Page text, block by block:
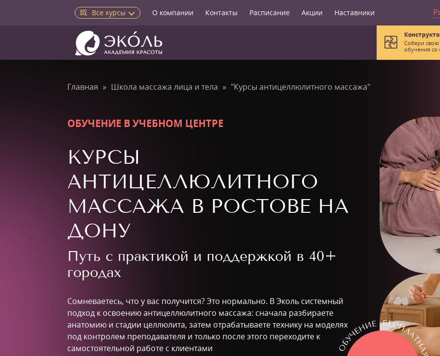
Все курсы О компании Контакты Расписание Акции Наставники
Собери
обучения со
Главная Школа массажа лица и тела "Курсы антицеллюлитного массажа"
ОБУЧЕНИЕ В УЧЕБНОМ ЦЕНТРЕ
КУРСЫ
АНТИЦЕЛЛЮЛИТНОГО
МАССАЖА В РОСТОВЕ НА
ДОНУ
Путь с практикой и поддержкой в 40+
городах
Сомневаетесь, что у вас получится? Это нормально. В Эколь системный
подход к освоению антицеллюлитного массажа: сначала разбираете
анатомию и стадии целлюлита, затем отрабатываете технику на моделях
под контролем преподавателя и только после этого переходите к
самостоятельной работе с клиентами